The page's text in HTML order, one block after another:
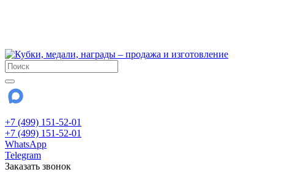
+7 (499) 151-52-01
+7 (499) 151-52-01
WhatsApp
Telegram
Заказать звонок